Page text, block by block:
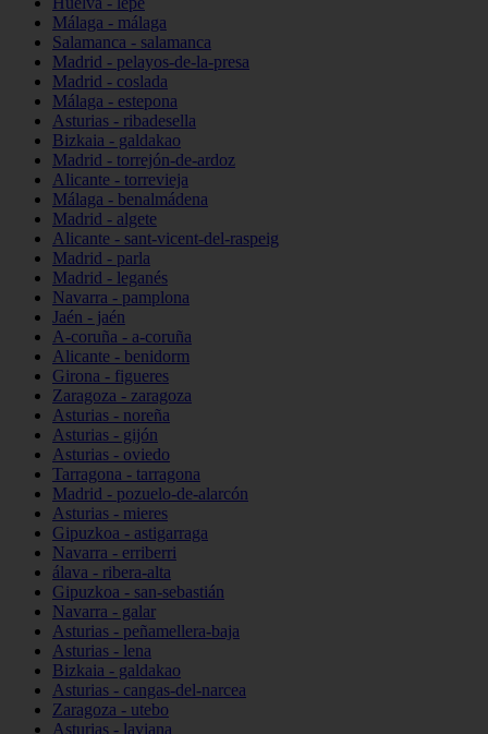
Málaga - málaga
Salamanca - salamanca
Madrid - pelayos-de-la-presa
Madrid - coslada
Málaga - estepona
Asturias - ribadesella
Bizkaia - galdakao
Madrid - torrejón-de-ardoz
Alicante - torrevieja
Málaga - benalmádena
Madrid - algete
Alicante - sant-vicent-del-raspeig
Madrid - parla
Madrid - leganés
Navarra - pamplona
Jaén - jaén
A-coruña - a-coruña
Alicante - benidorm
Girona - figueres
Zaragoza - zaragoza
Asturias - noreña
Asturias - gijón
Asturias - oviedo
Tarragona - tarragona
Madrid - pozuelo-de-alarcón
Asturias - mieres
Gipuzkoa - astigarraga
Navarra - erriberri
álava - ribera-alta
Gipuzkoa - san-sebastián
Navarra - galar
Asturias - peñamellera-baja
Asturias - lena
Bizkaia - galdakao
Asturias - cangas-del-narcea
Zaragoza - utebo
Asturias - laviana